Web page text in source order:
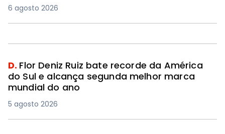
6 agosto 2026
D. Flor Deniz Ruiz bate recorde da América
do Sul e alcança segunda melhor marca
mundial do ano
5 agosto 2026